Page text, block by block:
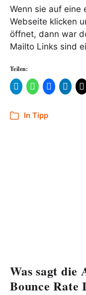
Wenn sie auf eine
Webseite klicken
öffnet, dann war
Mailto Links sind
Teilen:
In Tipp
Was sagt die
Bounce Rate